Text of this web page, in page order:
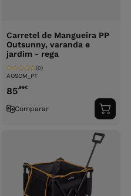
Carretel de Mangueira PP
Outsunny, varanda e
jardim - rega
AOSOM_PT
(0)
85,99€
Comparar
ao